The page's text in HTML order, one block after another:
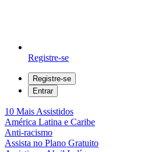
Registre-se
Registre-se
Entrar
10 Mais Assistidos
América Latina e Caribe
Anti-racismo
Assista no Plano Gratuito